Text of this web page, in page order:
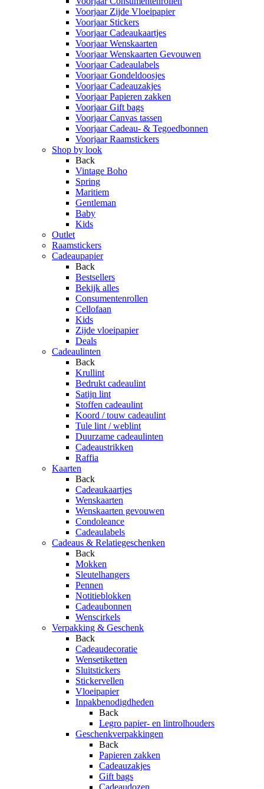
Voorjaar Zijde Vloeipapier
Voorjaar Stickers
Voorjaar Cadeaukaartjes
Voorjaar Wenskaarten
Voorjaar Wenskaarten Gevouwen
Voorjaar Cadeaulabels
Voorjaar Gondeldoosjes
Voorjaar Cadeauzakjes
Voorjaar Papieren zakken
Voorjaar Gift bags
Voorjaar Canvas tassen
Voorjaar Cadeau- & Tegoedbonnen
Voorjaar Raamstickers
Shop by look
Back
Vintage Boho
Spring
Maritiem
Gentleman
Baby
Kids
Outlet
Raamstickers
Cadeaupapier
Back
Bestsellers
Bekijk alles
Consumentenrollen
Cellofaan
Kids
Zijde vloeipapier
Deals
Cadeaulinten
Back
Krullint
Bedrukt cadeaulint
Satijn lint
Stoffen cadeaulint
Koord / touw cadeaulint
Tule lint / weblint
Duurzame cadeaulinten
Cadeaustrikken
Raffia
Kaarten
Back
Cadeaukaartjes
Wenskaarten
Wenskaarten gevouwen
Condoleance
Cadeaulabels
Cadeaus & Relatiegeschenken
Back
Mokken
Sleutelhangers
Pennen
Notitieblokken
Cadeaubonnen
Wenscirkels
Verpakking & Geschenk
Back
Cadeaudecoratie
Wensetiketten
Sluitstickers
Stickervellen
Vloeipapier
Inpakbenodigdheden
Back
Legro papier- en lintrolhouders
Geschenkverpakkingen
Back
Papieren zakken
Cadeauzakjes
Gift bags
Cadeaudozen